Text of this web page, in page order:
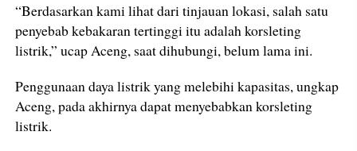
“Berdasarkan kami lihat dari tinjauan lokasi, salah satu
penyebab kebakaran tertinggi itu adalah korsleting
listrik,” ucap Aceng, saat dihubungi, belum lama ini.
Penggunaan daya listrik yang melebihi kapasitas, ungkap
Aceng, pada akhirnya dapat menyebabkan korsleting
listrik.